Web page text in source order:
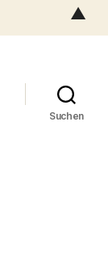
Suchen
▲